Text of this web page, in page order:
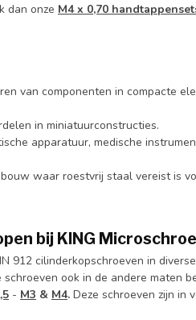
dan onze M4 x 0,70
van componenten in compacte
in miniatuurconstructies.
apparatuur, medische
waar roestvrij staal vereist is
bij KING
912 cilinderkopschroeven in
ook in de andere maten
- M3 & M4. Deze schroeven zijn in